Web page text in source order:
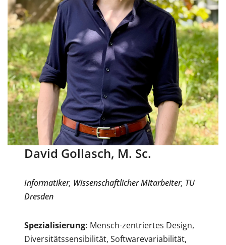
David Gollasch, M. Sc.
Informatiker, Wissenschaftlicher Mitarbeiter, TU
Dresden
Spezialisierung: Mensch-zentriertes Design,
Diversitätssensibilität, Softwarevariabilität,